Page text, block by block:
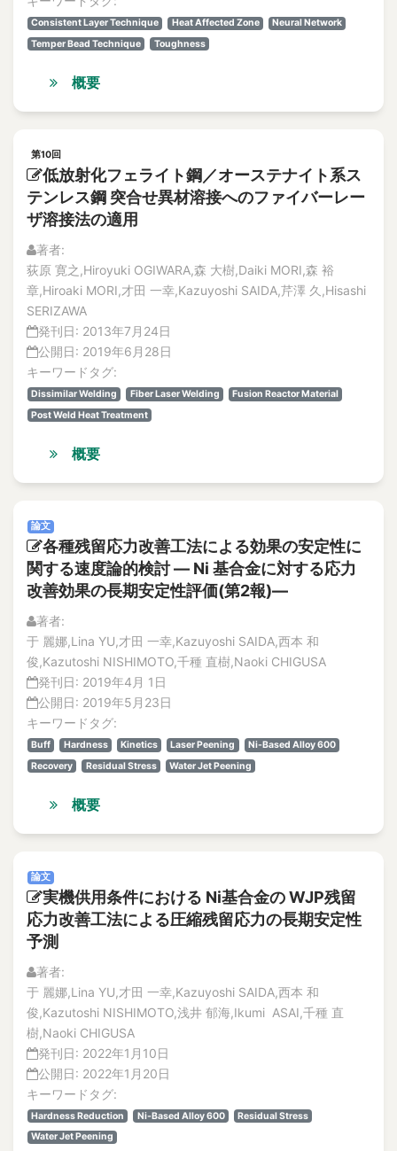
Consistent Layer Technique Heat Affected Zone
Neural Network
Temper Bead Technique
Toughness
概要
第10回
低放射化フェライト鋼／オーステナイト系ス
テンレス鋼 突合せ異材溶接へのファイバーレー
ザ溶接法の適用
著者:
荻原 寛之,Hiroyuki OGIWARA,森 大樹,Daiki MORI,森 裕
章,Hiroaki MORI,才田 一幸,Kazuyoshi SAIDA,芹澤 久,Hisashi
SERIZAWA
発刊日: 2013年7月24日
公開日: 2019年6月28日
キーワードタグ:
Dissimilar Welding Fiber Laser Welding
Fusion Reactor Material
Post Weld Heat Treatment
概要
論文
各種残留応力改善工法による効果の安定性に
関する速度論的検討 ― Ni 基合金に対する応力
改善効果の長期安定性評価(第2報)―
著者:
于 麗娜,Lina YU,才田 一幸,Kazuyoshi SAIDA,西本 和
俊,Kazutoshi NISHIMOTO,千種 直樹,Naoki CHIGUSA
発刊日: 2019年4月 1日
公開日: 2019年5月23日
キーワードタグ:
Buff Hardness Kinetics Laser Peening
Ni-Based Alloy 600
Recovery
Residual Stress Water Jet Peening
概要
論文
実機供用条件における Ni基合金の WJP残留
応力改善工法による圧縮残留応力の長期安定性
予測
著者:
于 麗娜,Lina YU,才田 一幸,Kazuyoshi SAIDA,西本 和
俊,Kazutoshi NISHIMOTO,浅井 郁海,Ikumi ASAI,千種 直
樹,Naoki CHIGUSA
発刊日: 2022年1月10日
公開日: 2022年1月20日
キーワードタグ:
Hardness Reduction Ni-Based Alloy 600
Residual Stress
Water Jet Peening